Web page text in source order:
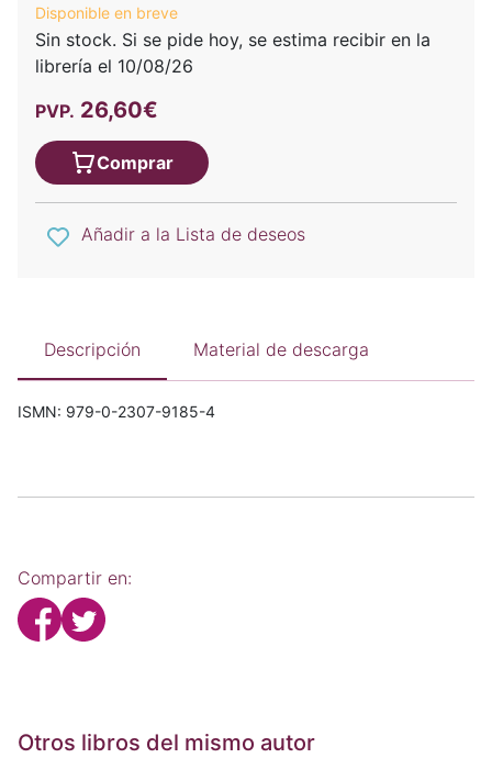
Disponible en breve
Sin stock. Si se pide hoy, se estima recibir en la
librería el 10/08/26
PVP. 26,60€
Comprar
Añadir a la Lista de deseos
Descripción Material de descarga
ISMN: 979-0-2307-9185-4
Compartir en:
Otros libros del mismo autor